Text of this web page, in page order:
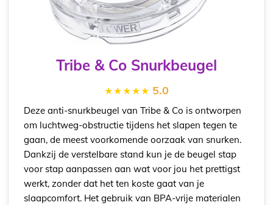
Tribe & Co Snurkbeugel
5.0
Deze anti-snurkbeugel van Tribe & Co is ontworpen
om luchtweg-obstructie tijdens het slapen tegen te
gaan, de meest voorkomende oorzaak van snurken.
Dankzij de verstelbare stand kun je de beugel stap
voor stap aanpassen aan wat voor jou het prettigst
werkt, zonder dat het ten koste gaat van je
slaapcomfort. Het gebruik van BPA-vrije materialen